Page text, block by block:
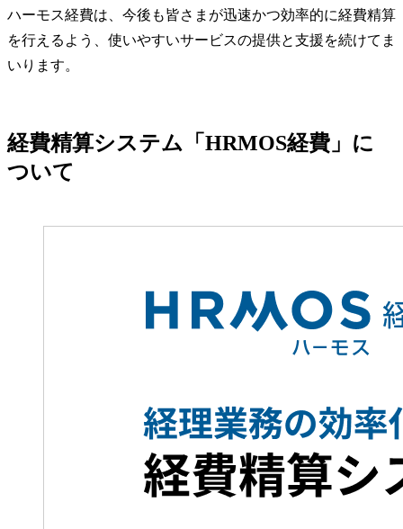
ハーモス経費は、今後も皆さまが迅速かつ効率的に経費精算
を行えるよう、使いやすいサービスの提供と支援を続けてま
いります。
経費精算システム「HRMOS経費」に
ついて